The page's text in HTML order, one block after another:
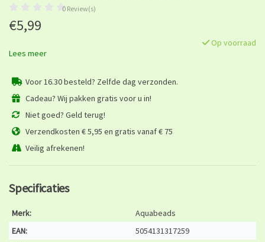
0 Review(s)
€5,99
Op voorraad
Lees meer
Voor 16.30 besteld? Zelfde dag verzonden.
Cadeau? Wij pakken gratis voor u in!
Niet goed? Geld terug!
Verzendkosten € 5,95 en gratis vanaf € 75
Veilig afrekenen!
Specificaties
Merk:
Aquabeads
EAN:
5054131317259